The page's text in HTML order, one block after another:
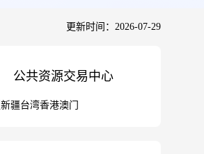
更新时间：2026-07-29
公共资源交易中心
新疆台湾香港澳门